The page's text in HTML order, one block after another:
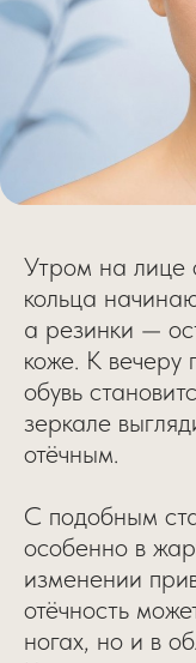
Утром на лице
кольца
а резинки —
коже. К вечеру
обувь
зеркале
отёчным.
С подобным
особенно в
изменении
отёчность
ногах, но и в